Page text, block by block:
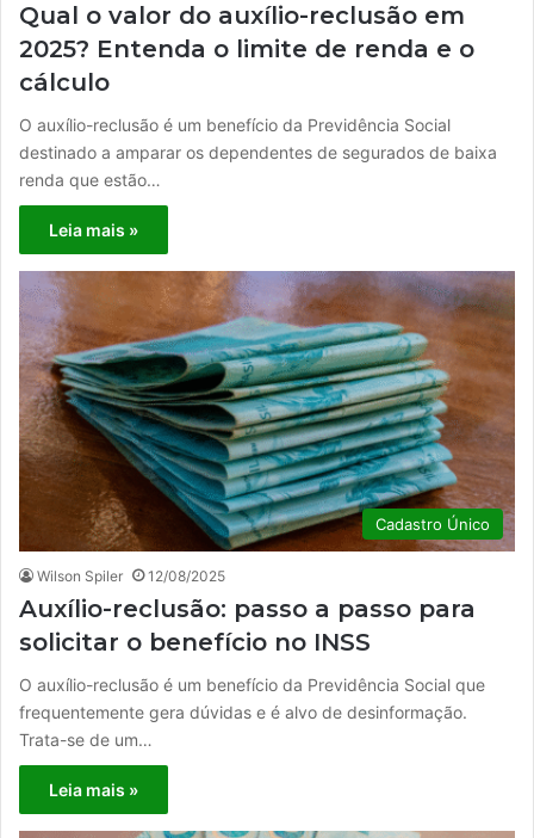
Qual o valor do auxílio-reclusão em
2025? Entenda o limite de renda e o
cálculo
O auxílio-reclusão é um benefício da Previdência Social
destinado a amparar os dependentes de segurados de baixa
renda que estão…
Leia mais »
Cadastro Único
Wilson Spiler 12/08/2025
Auxílio-reclusão: passo a passo para
solicitar o benefício no INSS
O auxílio-reclusão é um benefício da Previdência Social que
frequentemente gera dúvidas e é alvo de desinformação.
Trata-se de um…
Leia mais »